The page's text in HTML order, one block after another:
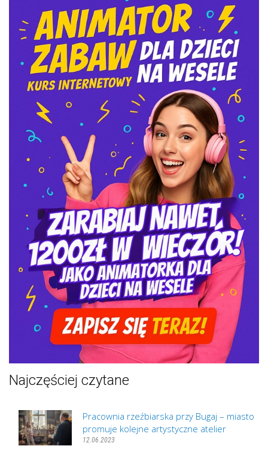
Najczęściej czytane
Pracownia rzeźbiarska przy Bugaj – miasto
promuje kolejne artystyczne atelier
12.06.2023